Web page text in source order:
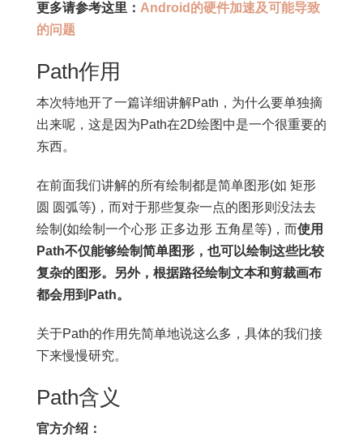
更多请参考这里： Android的硬件加速及可能导致
的问题
Path作用
本次特地开了一篇详细讲解Path，为什么要单独摘
出来呢，这是因为Path在2D绘图中是一个很重要的
东西。
在前面我们讲解的所有绘制都是简单图形(如 矩形
圆 圆弧等)，而对于那些复杂一点的图形则没法去
绘制(如绘制一个心形 正多边形 五角星等)，而使用
Path不仅能够绘制简单图形，也可以绘制这些比较
复杂的图形。另外，根据路径绘制文本和剪裁画布
都会用到Path。
关于Path的作用先简单地说这么多，具体的我们接
下来慢慢研究。
Path含义
官方介绍：